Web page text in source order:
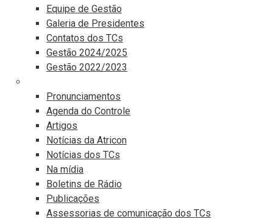
Equipe de Gestão
Galeria de Presidentes
Contatos dos TCs
Gestão 2024/2025
Gestão 2022/2023
Pronunciamentos
Agenda do Controle
Artigos
Notícias da Atricon
Notícias dos TCs
Na mídia
Boletins de Rádio
Publicações
Assessorias de comunicação dos TCs